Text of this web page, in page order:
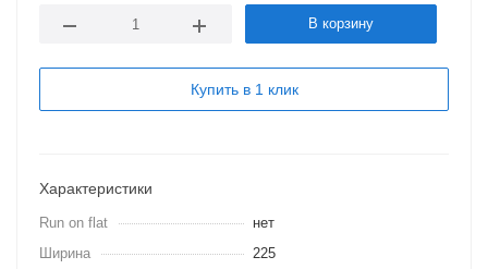
В корзину
Купить в 1 клик
Характеристики
Run on flat
нет
Ширина
225